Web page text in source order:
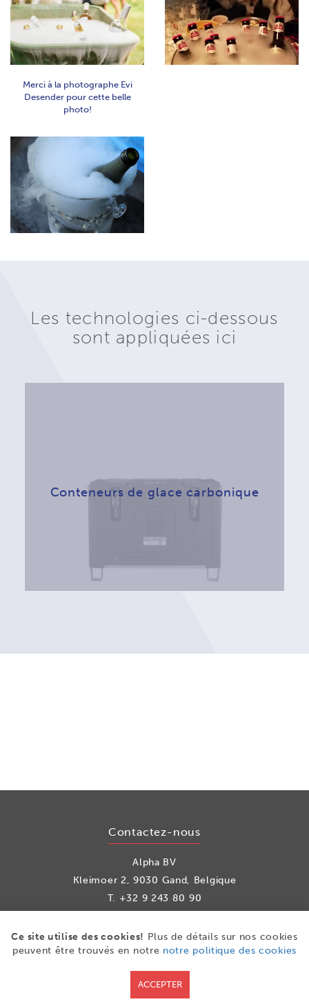
Merci à la photographe Evi
Desender pour cette belle
photo!
Les technologies ci-dessous
sont appliquées ici
Conteneurs de glace carbonique
Contactez-nous
Alpha BV
Kleimoer 2, 9030 Gand, Belgique
T. +32 9 243 80 90
FacebookLinkedInYoutube
Ce site utilise des cookies! Plus de détails sur nos cookies
peuvent être trouvés en notre notre politique des cookies
ACCEPTER